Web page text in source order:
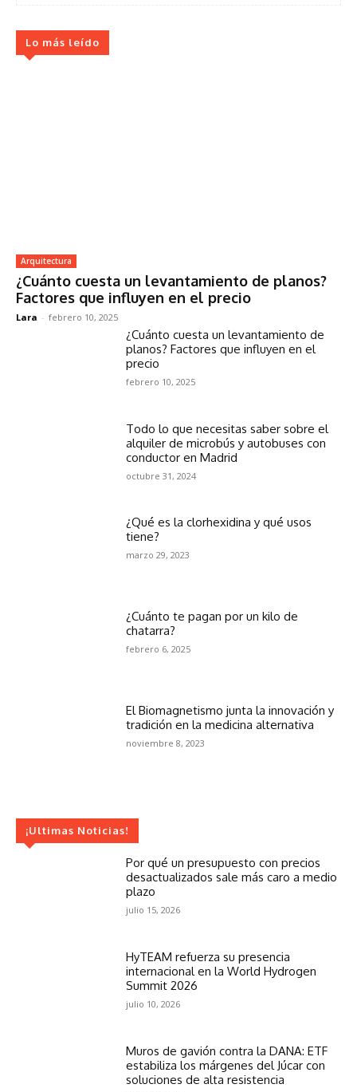
Lo más leído
Arquitectura
¿Cuánto cuesta un levantamiento de planos?
Factores que influyen en el precio
Lara - febrero 10, 2025
¿Cuánto cuesta un levantamiento de
planos? Factores que influyen en el
precio
febrero 10, 2025
Todo lo que necesitas saber sobre el
alquiler de microbús y autobuses con
conductor en Madrid
octubre 31, 2024
¿Qué es la clorhexidina y qué usos
tiene?
marzo 29, 2023
¿Cuánto te pagan por un kilo de
chatarra?
febrero 6, 2025
El Biomagnetismo junta la innovación y
tradición en la medicina alternativa
noviembre 8, 2023
¡Ultimas Noticias!
Por qué un presupuesto con precios
desactualizados sale más caro a medio
plazo
julio 15, 2026
HyTEAM refuerza su presencia
internacional en la World Hydrogen
Summit 2026
julio 10, 2026
Muros de gavión contra la DANA: ETF
estabiliza los márgenes del Júcar con
soluciones de alta resistencia